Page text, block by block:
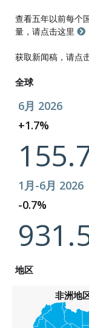
全球
6月 2026
+1.7%
1月-6月 2026
-0.7%
查看五年以前每个
量，请点击这里
获取新闻稿，请点
地区
非洲地